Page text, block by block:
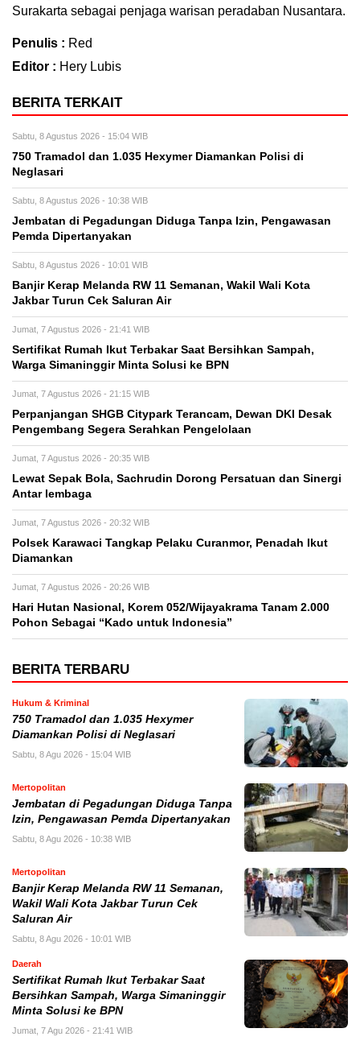
Surakarta sebagai penjaga warisan peradaban Nusantara.
Penulis : Red
Editor : Hery Lubis
BERITA TERKAIT
Sabtu, 8 Agustus 2026 - 15:04 WIB
750 Tramadol dan 1.035 Hexymer Diamankan Polisi di
Neglasari
Sabtu, 8 Agustus 2026 - 10:38 WIB
Jembatan di Pegadungan Diduga Tanpa Izin, Pengawasan
Pemda Dipertanyakan
Sabtu, 8 Agustus 2026 - 10:01 WIB
Banjir Kerap Melanda RW 11 Semanan, Wakil Wali Kota
Jakbar Turun Cek Saluran Air
Jumat, 7 Agustus 2026 - 21:41 WIB
Sertifikat Rumah Ikut Terbakar Saat Bersihkan Sampah,
Warga Simaninggir Minta Solusi ke BPN
Jumat, 7 Agustus 2026 - 21:15 WIB
Perpanjangan SHGB Citypark Terancam, Dewan DKI Desak
Pengembang Segera Serahkan Pengelolaan
Jumat, 7 Agustus 2026 - 20:35 WIB
Lewat Sepak Bola, Sachrudin Dorong Persatuan dan Sinergi
Antar lembaga
Jumat, 7 Agustus 2026 - 20:32 WIB
Polsek Karawaci Tangkap Pelaku Curanmor, Penadah Ikut
Diamankan
Jumat, 7 Agustus 2026 - 20:26 WIB
Hari Hutan Nasional, Korem 052/Wijayakrama Tanam 2.000
Pohon Sebagai “Kado untuk Indonesia”
BERITA TERBARU
Hukum & Kriminal
750 Tramadol dan 1.035 Hexymer
Diamankan Polisi di Neglasari
Sabtu, 8 Agu 2026 - 15:04 WIB
Mertopolitan
Jembatan di Pegadungan Diduga Tanpa
Izin, Pengawasan Pemda Dipertanyakan
Sabtu, 8 Agu 2026 - 10:38 WIB
Mertopolitan
Banjir Kerap Melanda RW 11 Semanan,
Wakil Wali Kota Jakbar Turun Cek
Saluran Air
Sabtu, 8 Agu 2026 - 10:01 WIB
Daerah
Sertifikat Rumah Ikut Terbakar Saat
Bersihkan Sampah, Warga Simaninggir
Minta Solusi ke BPN
Jumat, 7 Agu 2026 - 21:41 WIB